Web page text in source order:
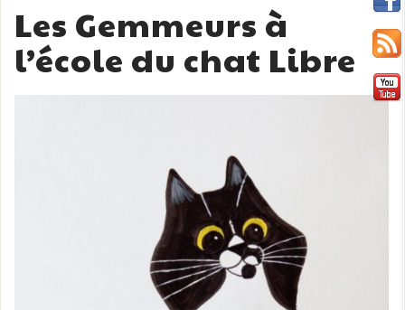
Les Gemmeurs à
l’école du chat Libre